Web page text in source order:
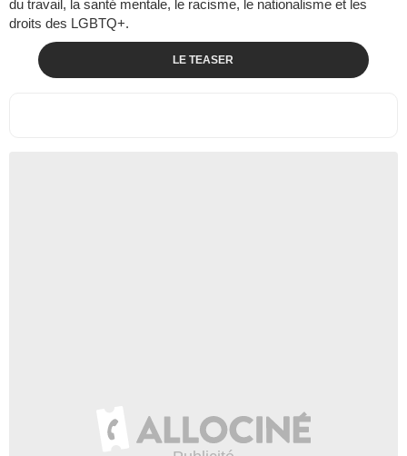
du travail, la santé mentale, le racisme, le nationalisme et les
droits des LGBTQ+.
LE TEASER